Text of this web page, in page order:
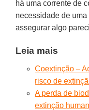
há uma corrente de
necessidade de
assegurar algo
Leia mais
Coextinção –
risco de
A perda de
extinção